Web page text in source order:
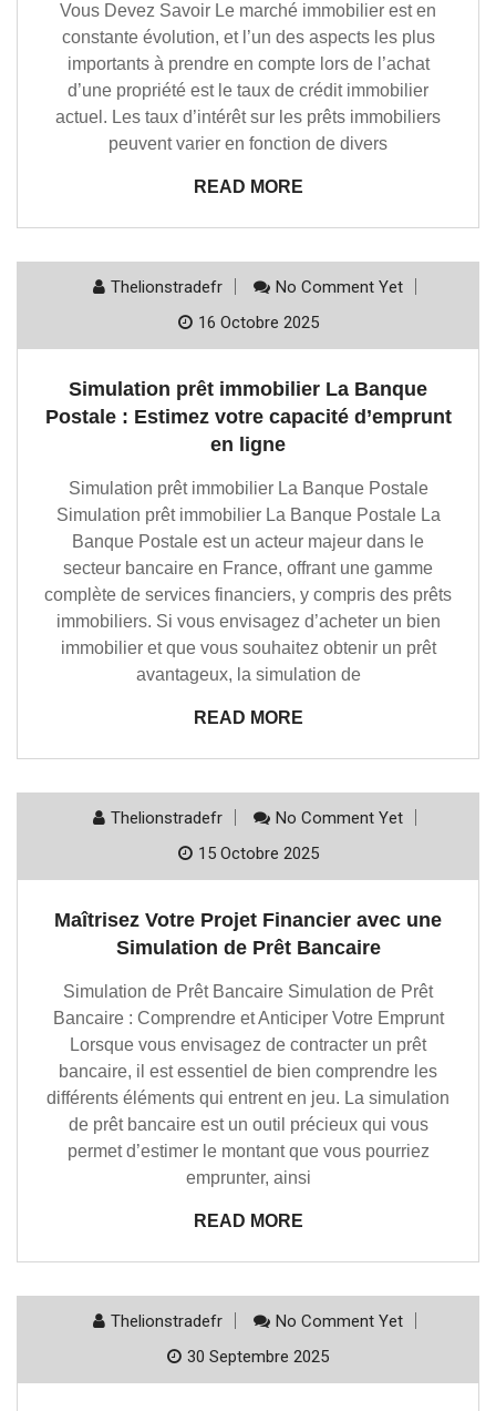
Vous Devez Savoir Le marché immobilier est en
constante évolution, et l’un des aspects les plus
importants à prendre en compte lors de l’achat
d’une propriété est le taux de crédit immobilier
actuel. Les taux d’intérêt sur les prêts immobiliers
peuvent varier en fonction de divers
READ MORE
Thelionstradefr
No Comment Yet
16 Octobre 2025
Simulation prêt immobilier La Banque
Postale : Estimez votre capacité d’emprunt
en ligne
Simulation prêt immobilier La Banque Postale
Simulation prêt immobilier La Banque Postale La
Banque Postale est un acteur majeur dans le
secteur bancaire en France, offrant une gamme
complète de services financiers, y compris des prêts
immobiliers. Si vous envisagez d’acheter un bien
immobilier et que vous souhaitez obtenir un prêt
avantageux, la simulation de
READ MORE
Thelionstradefr
No Comment Yet
15 Octobre 2025
Maîtrisez Votre Projet Financier avec une
Simulation de Prêt Bancaire
Simulation de Prêt Bancaire Simulation de Prêt
Bancaire : Comprendre et Anticiper Votre Emprunt
Lorsque vous envisagez de contracter un prêt
bancaire, il est essentiel de bien comprendre les
différents éléments qui entrent en jeu. La simulation
de prêt bancaire est un outil précieux qui vous
permet d’estimer le montant que vous pourriez
emprunter, ainsi
READ MORE
Thelionstradefr
No Comment Yet
30 Septembre 2025